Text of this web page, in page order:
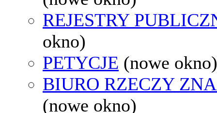
REJESTRY
okno)
PETYCJE (nowe okno)
BIURO RZECZY
(nowe okno)